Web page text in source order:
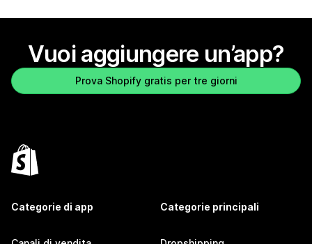
Vuoi aggiungere un’app?
Prova Shopify gratis per tre giorni
Categorie di app Categorie principali